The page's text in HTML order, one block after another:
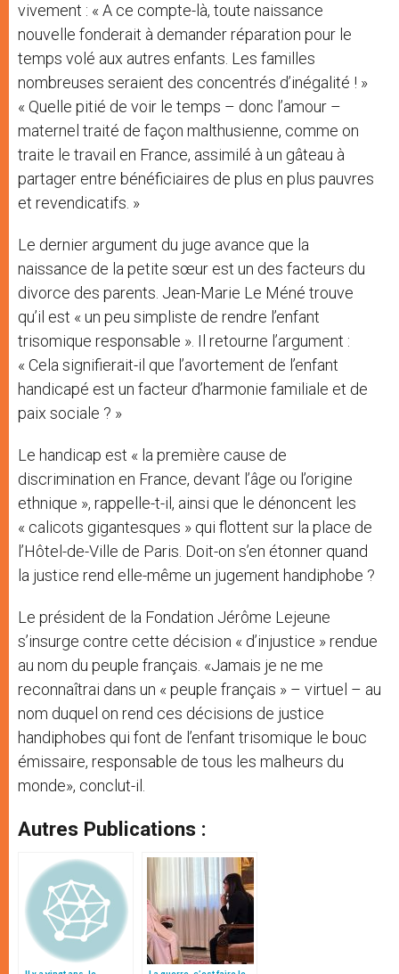
vivement : « A ce compte-là, toute naissance
nouvelle fonderait à demander réparation pour le
temps volé aux autres enfants. Les familles
nombreuses seraient des concentrés d’inégalité ! »
« Quelle pitié de voir le temps – donc l’amour –
maternel traité de façon malthusienne, comme on
traite le travail en France, assimilé à un gâteau à
partager entre bénéficiaires de plus en plus pauvres
et revendicatifs. »
Le dernier argument du juge avance que la
naissance de la petite sœur est un des facteurs du
divorce des parents. Jean-Marie Le Méné trouve
qu’il est « un peu simpliste de rendre l’enfant
trisomique responsable ». Il retourne l’argument :
« Cela signifierait-il que l’avortement de l’enfant
handicapé est un facteur d’harmonie familiale et de
paix sociale ? »
Le handicap est « la première cause de
discrimination en France, devant l’âge ou l’origine
ethnique », rappelle-t-il, ainsi que le dénoncent les
« calicots gigantesques » qui flottent sur la place de
l’Hôtel-de-Ville de Paris. Doit-on s’en étonner quand
la justice rend elle-même un jugement handiphobe ?
Le président de la Fondation Jérôme Lejeune
s’insurge contre cette décision « d’injustice » rendue
au nom du peuple français. «Jamais je ne me
reconnaîtrai dans un « peuple français » – virtuel – au
nom duquel on rend ces décisions de justice
handiphobes qui font de l’enfant trisomique le bouc
émissaire, responsable de tous les malheurs du
monde», conclut-il.
Autres Publications :